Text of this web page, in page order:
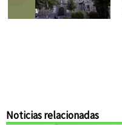
Noticias relacionadas